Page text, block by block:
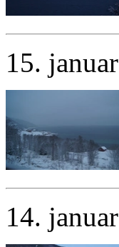
15. januar
14. januar